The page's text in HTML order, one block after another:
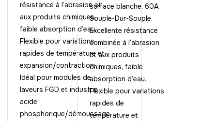
résistance à l’abrasion et
aux produits chimiques,
faible absorption d’eau.
Flexible pour variations
rapides de température et
expansion/contraction.
Idéal pour modules de
laveurs FGD et industrie
acide
phosphorique/démoussage.
surface blanche, 60A.
Souple-Dur-Souple.
Excellente résistance
combinée à l’abrasion
et aux produits
chimiques, faible
absorption d’eau.
Flexible pour variations
rapides de
température et